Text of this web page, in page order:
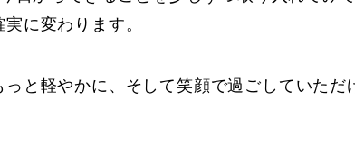
に変わります。
と軽やかに、そして笑顔で過ごしていただ